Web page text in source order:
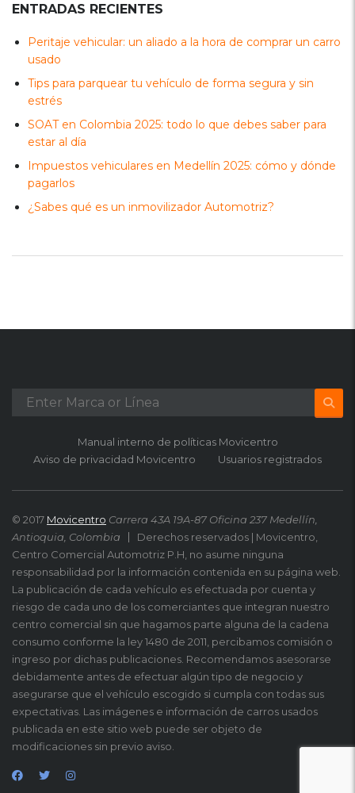
ENTRADAS RECIENTES
Peritaje vehicular: un aliado a la hora de comprar un carro
usado
Tips para parquear tu vehículo de forma segura y sin
estrés
SOAT en Colombia 2025: todo lo que debes saber para
estar al día
Impuestos vehiculares en Medellín 2025: cómo y dónde
pagarlos
¿Sabes qué es un inmovilizador Automotriz?
Manual interno de políticas Movicentro
Aviso de privacidad Movicentro
Usuarios registrados
© 2017 Movicentro Carrera 43A 19A-87 Oficina 237 Medellín,
Antioquia, Colombia
Derechos reservados | Movicentro,
Centro Comercial Automotriz P.H, no asume ninguna
responsabilidad por la información contenida en su página web.
La publicación de cada vehículo es efectuada por cuenta y
riesgo de cada uno de los comerciantes que integran nuestro
centro comercial sin que hagamos parte alguna de la cadena
consumo conforme la ley 1480 de 2011, percibamos comisión o
ingreso por dichas publicaciones. Recomendamos asesorarse
debidamente antes de efectuar algún tipo de negocio y
asegurarse que el vehículo escogido si cumpla con todas sus
expectativas. Las imágenes e información de carros usados
publicada en este sitio web puede ser objeto de
modificaciones sin previo aviso.